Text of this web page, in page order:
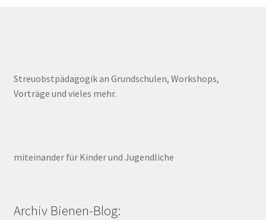
Streuobstpädagogik an Grundschulen, Workshops,
Vorträge und vieles mehr.
miteinander für Kinder und Jugendliche
Archiv Bienen-Blog: